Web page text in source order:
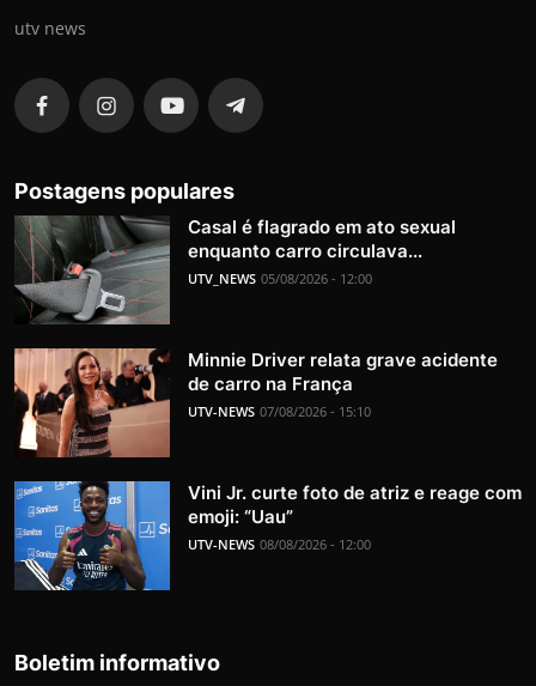
utv news
Postagens populares
Casal é flagrado em ato sexual
enquanto carro circulava...
UTV_NEWS 05/08/2026 - 12:00
Minnie Driver relata grave acidente
de carro na França
UTV-NEWS 07/08/2026 - 15:10
Vini Jr. curte foto de atriz e reage com
emoji: “Uau”
UTV-NEWS 08/08/2026 - 12:00
Boletim informativo